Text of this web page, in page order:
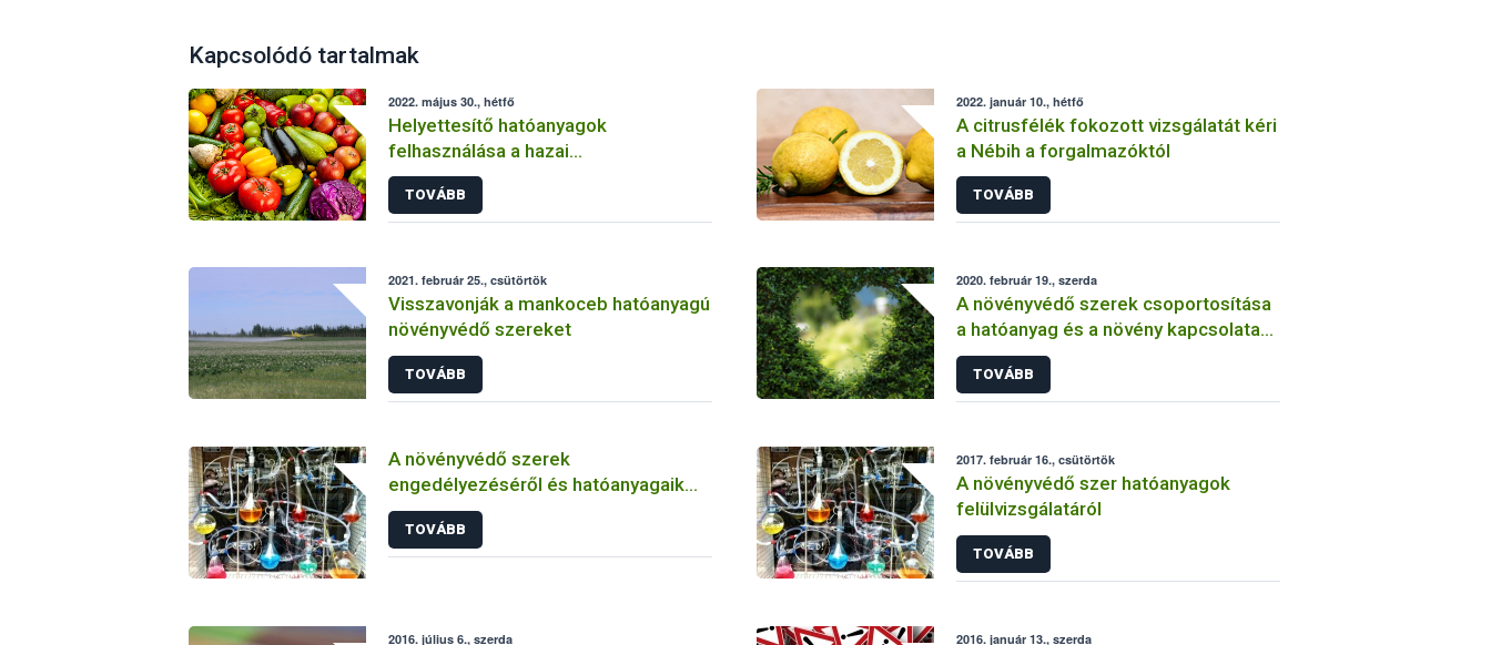
Kapcsolódó tartalmak
2022. május 30., hétfő
Helyettesítő hatóanyagok
felhasználása a hazai
növényvédelemben
TOVÁBB
2022. január 10., hétfő
A citrusfélék fokozott vizsgálatát kéri
a Nébih a forgalmazóktól
TOVÁBB
2021. február 25., csütörtök
Visszavonják a mankoceb hatóanyagú
növényvédő szereket
TOVÁBB
2020. február 19., szerda
A növényvédő szerek csoportosítása
a hatóanyag és a növény kapcsolata
szerint
TOVÁBB
A növényvédő szerek
engedélyezéséről és hatóanyagaik
vizsgálatáról
TOVÁBB
2017. február 16., csütörtök
A növényvédő szer hatóanyagok
felülvizsgálatáról
TOVÁBB
2016. július 6., szerda 2016. január 13., szerda